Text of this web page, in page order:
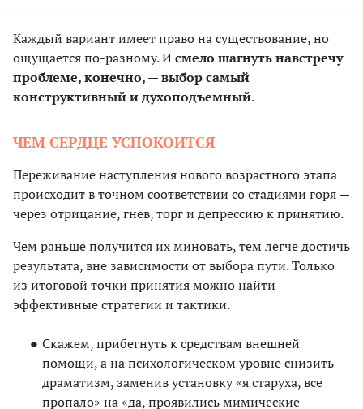
Каждый вариант имеет право на существование, но
ощущается по-разному. Исмело шагнуть навстречу
проблеме, конечно, — выбор самый
конструктивный и духоподъемный.
ЧЕМ СЕРДЦЕ УСПОКОИТСЯ
Переживание наступления нового возрастного этапа
происходит в точном соответствии со стадиями горя —
через отрицание, гнев, торг и депрессию к принятию.
Чем раньше получится их миновать, тем легче достичь
результата, вне зависимости от выбора пути. Только
из итоговой точки принятия можно найти
эффективные стратегии и тактики.
Скажем, прибегнуть к средствам внешней
помощи, а на психологическом уровне снизить
драматизм, заменив установку «я старуха, все
пропало» на «да, проявились мимические